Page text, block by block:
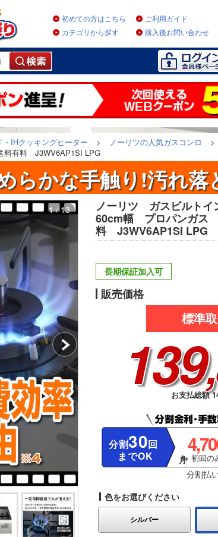
初めての方はこちら
ご利用ガイド
カテゴリから探す
購入後お問い合わせ
IHクッキングヒーター > ノーリツの人気ガスコンロ
>
有料 J3WV6AP1SI LPG
らかな手触り!汚れ落
1 / 13
ノーリツ ガスビルト
60cm幅 プロパンガ
料 J3WV6AP1SI LPG
長期保証加入可
販売価格
標準
139
お支払総額
分割30回
までOK
※ 初回の
分割払
色をお選びください
シルバー